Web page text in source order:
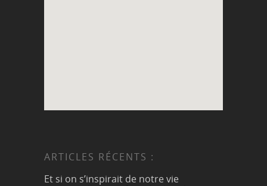
ARTICLES RÉCENTS :
Et si on s’inspirait de notre vie